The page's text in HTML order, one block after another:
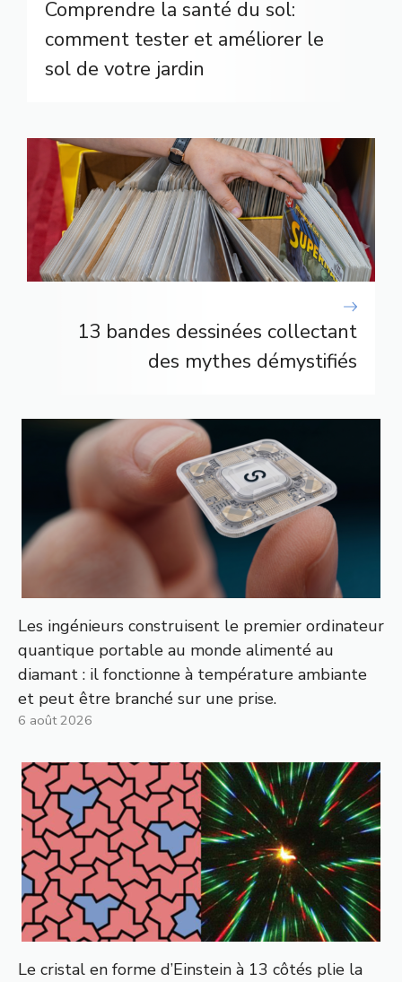
Comprendre la santé du sol:
comment tester et améliorer le
sol de votre jardin
13 bandes dessinées collectant
des mythes démystifiés
Les ingénieurs construisent le premier ordinateur
quantique portable au monde alimenté au
diamant : il fonctionne à température ambiante
et peut être branché sur une prise.
6 août 2026
Le cristal en forme d’Einstein à 13 côtés plie la